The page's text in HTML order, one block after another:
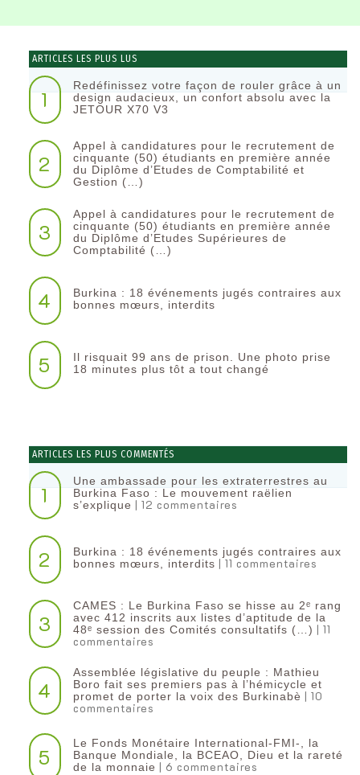
ARTICLES LES PLUS LUS
1
Redéfinissez votre façon de rouler grâce à un
design audacieux, un confort absolu avec la
JETOUR X70 V3
2
Appel à candidatures pour le recrutement de
cinquante (50) étudiants en première année
du Diplôme d’Etudes de Comptabilité et
Gestion (…)
3
Appel à candidatures pour le recrutement de
cinquante (50) étudiants en première année
du Diplôme d’Etudes Supérieures de
Comptabilité (…)
4
Burkina : 18 événements jugés contraires aux
bonnes mœurs, interdits
5
Il risquait 99 ans de prison. Une photo prise
18 minutes plus tôt a tout changé
ARTICLES LES PLUS COMMENTÉS
1
Une ambassade pour les extraterrestres au
Burkina Faso : Le mouvement raëlien
s’explique | 12 commentaires
2
Burkina : 18 événements jugés contraires aux
bonnes mœurs, interdits | 11 commentaires
3
CAMES : Le Burkina Faso se hisse au 2ᵉ rang
avec 412 inscrits aux listes d’aptitude de la
48ᵉ session des Comités consultatifs (…) | 11
commentaires
4
Assemblée législative du peuple : Mathieu
Boro fait ses premiers pas à l’hémicycle et
promet de porter la voix des Burkinabè | 10
commentaires
5
Le Fonds Monétaire International-FMI-, la
Banque Mondiale, la BCEAO, Dieu et la rareté
de la monnaie | 6 commentaires